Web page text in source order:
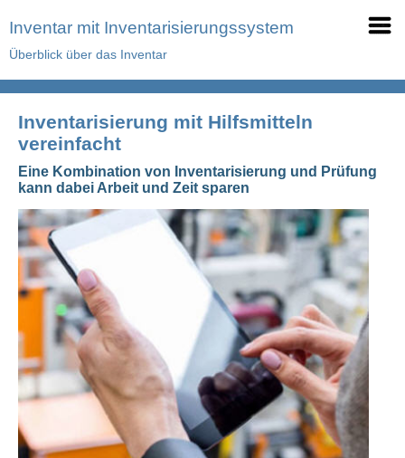
Inventar mit Inventarisierungssystem
Überblick über das Inventar
Inventarisierung mit Hilfsmitteln
vereinfacht
Eine Kombination von Inventarisierung und Prüfung
kann dabei Arbeit und Zeit sparen